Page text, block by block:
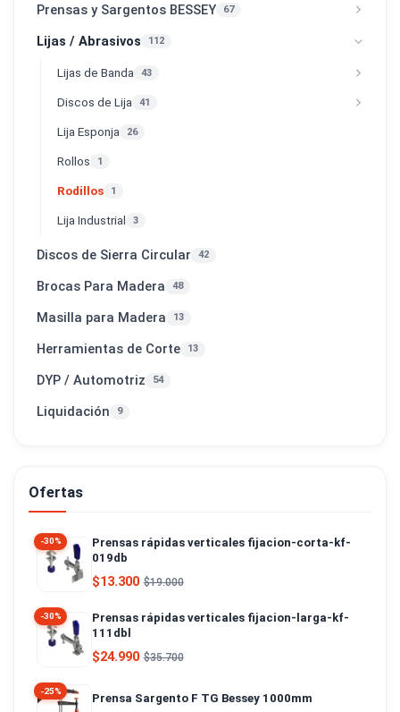
Prensas y Sargentos BESSEY 67
Lijas / Abrasivos 112
Lijas de Banda 43
Discos de Lija 41
Lija Esponja 26
Rollos 1
Rodillos 1
Lija Industrial 3
Discos de Sierra Circular 42
Brocas Para Madera 48
Masilla para Madera 13
Herramientas de Corte 13
DYP / Automotriz 54
Liquidación 9
Ofertas
-30%
Prensas rápidas verticales fijacion-corta-kf-
019db
$13.300 $19.000
-30%
Prensas rápidas verticales fijacion-larga-kf-
111dbl
$24.990 $35.700
-25%
Prensa Sargento F TG Bessey 1000mm